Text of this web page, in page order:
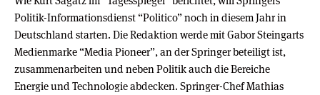
Politik-Informationsdienst “Politico” noch in diesem Jahr in
Deutschland starten. Die Redaktion werde mit Gabor Steingarts
Medienmarke “Media Pioneer”, an der Springer beteiligt ist,
zusammenarbeiten und neben Politik auch die Bereiche
Energie und Technologie abdecken. Springer-Chef Mathias